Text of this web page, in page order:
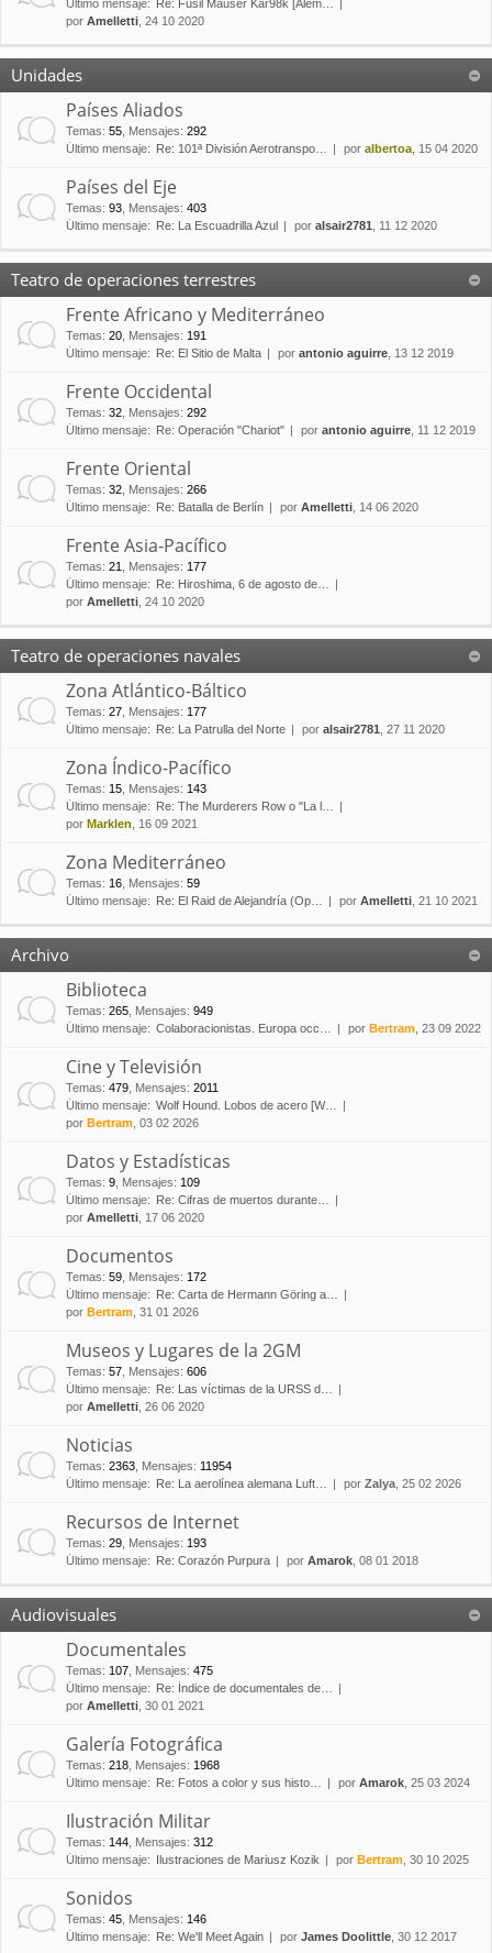
Último mensaje:
Re: Fusil Mauser Kar98k [Alem…
por Amelletti , 24 10 2020
Unidades
Países Aliados
Temas: 55 Mensajes: 292
Último mensaje:
Re: 101ª División Aerotranspo… por albertoa , 15 04 2020
Países del Eje
Temas: 93 Mensajes: 403
Último mensaje:
Re: La Escuadrilla Azul por alsair2781 , 11 12 2020
Teatro de operaciones terrestres
Frente Africano y Mediterráneo
Temas: 20 Mensajes: 191
Último mensaje:
Re: El Sitio de Malta por antonio aguirre , 13 12 2019
Frente Occidental
Temas: 32 Mensajes: 292
Último mensaje:
Re: Operación "Chariot" por antonio aguirre , 11 12 2019
Frente Oriental
Temas: 32 Mensajes: 266
Último mensaje:
Re: Batalla de Berlín por Amelletti , 14 06 2020
Frente Asia-Pacífico
Temas: 21 Mensajes: 177
Último mensaje:
Re: Hiroshima, 6 de agosto de…
por Amelletti , 24 10 2020
Teatro de operaciones navales
Zona Atlántico-Báltico
Temas: 27 Mensajes: 177
Último mensaje:
Re: La Patrulla del Norte por alsair2781 , 27 11 2020
Zona Índico-Pacífico
Temas: 15 Mensajes: 143
Último mensaje:
Re: The Murderers Row o "La l…
por Marklen , 16 09 2021
Zona Mediterráneo
Temas: 16 Mensajes: 59
Último mensaje:
Re: El Raid de Alejandría (Op… por Amelletti , 21 10 2021
Archivo
Biblioteca
Temas: 265 Mensajes: 949
Último mensaje: Colaboracionistas. Europa occ… por Bertram , 23 09 2022
Cine y Televisión
Temas: 479 Mensajes: 2011
Último mensaje: Wolf Hound. Lobos de acero [W…
por Bertram , 03 02 2026
Datos y Estadísticas
Temas: 9 Mensajes: 109
Último mensaje:
Re: Cifras de muertos durante…
por Amelletti , 17 06 2020
Documentos
Temas: 59 Mensajes: 172
Último mensaje:
Re: Carta de Hermann Göring a…
por Bertram , 31 01 2026
Museos y Lugares de la 2GM
Temas: 57 Mensajes: 606
Último mensaje:
Re: Las víctimas de la URSS d…
por Amelletti , 26 06 2020
Noticias
Temas: 2363 Mensajes: 11954
Último mensaje:
Re: La aerolínea alemana Luft… por Zalya , 25 02 2026
Recursos de Internet
Temas: 29 Mensajes: 193
Último mensaje:
Re: Corazón Purpura por Amarok , 08 01 2018
Audiovisuales
Documentales
Temas: 107 Mensajes: 475
Último mensaje:
Re: Índice de documentales de…
por Amelletti , 30 01 2021
Galería Fotográfica
Temas: 218 Mensajes: 1968
Último mensaje:
Re: Fotos a color y sus histo… por Amarok , 25 03 2024
Ilustración Militar
Temas: 144 Mensajes: 312
Último mensaje:
Ilustraciones de Mariusz Kozik por Bertram , 30 10 2025
Sonidos
Temas: 45 Mensajes: 146
Último mensaje:
Re: We'll Meet Again por James Doolittle , 30 12 2017